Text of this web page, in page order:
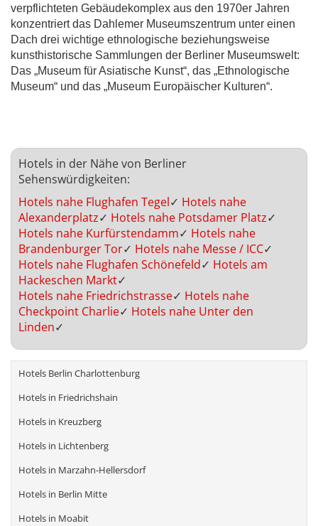
verpflichteten Gebäudekomplex aus den 1970er Jahren
konzentriert das Dahlemer Museumszentrum unter einen
Dach drei wichtige ethnologische beziehungsweise
kunsthistorische Sammlungen der Berliner Museumswelt:
Das „Museum für Asiatische Kunst“, das „Ethnologische
Museum“ und das „Museum Europäischer Kulturen“.
Hotels in der Nähe von Berliner
Sehenswürdigkeiten:
Hotels nahe Flughafen Tegel✓ Hotels nahe
Alexanderplatz✓ Hotels nahe Potsdamer Platz✓
Hotels nahe Kurfürstendamm✓ Hotels nahe
Brandenburger Tor✓ Hotels nahe Messe / ICC✓
Hotels nahe Flughafen Schönefeld✓ Hotels am
Hackeschen Markt✓
Hotels nahe Friedrichstrasse✓ Hotels nahe
Checkpoint Charlie✓ Hotels nahe Unter den
Linden✓
Hotels Berlin Charlottenburg
Hotels in Friedrichshain
Hotels in Kreuzberg
Hotels in Lichtenberg
Hotels in Marzahn-Hellersdorf
Hotels in Berlin Mitte
Hotels in Moabit